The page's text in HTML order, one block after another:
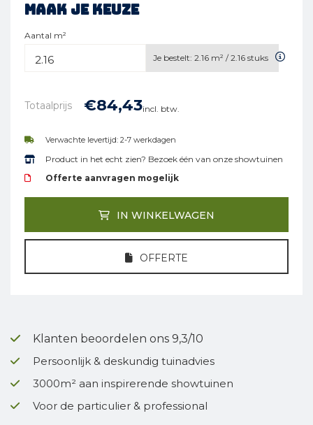
Maak je keuze
Aantal m²
Je bestelt: 2.16 m² /2.16 stuks
Totaalprijs €84,43incl. btw.
Verwachte levertijd: 2-7 werkdagen
Product in het echt zien? Bezoek één van onze showtuinen
Offerte aanvragen mogelijk
IN WINKELWAGEN
OFFERTE
Klanten beoordelen ons 9,3/10
Persoonlijk & deskundig tuinadvies
3000m² aan inspirerende showtuinen
Voor de particulier & professional